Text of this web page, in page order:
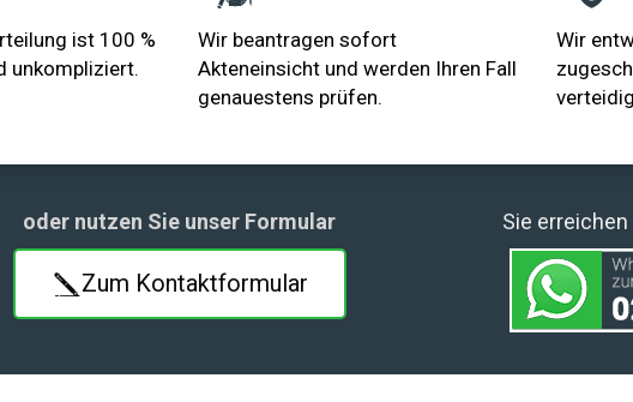
ist 100 %
unkompliziert.
Wir beantragen sofort
Akteneinsicht und werden Ihren Fall
genauestens prüfen.
Wir
oder nutzen Sie unser Formular
Zum Kontaktformular
Sie